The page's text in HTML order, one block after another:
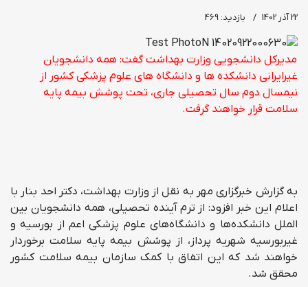
22 آذر 1402 بازدید: 469
مدیرکل دانشجویی وزارت بهداشت گفت: همه دانشجویان
غیرایرانی دانشکده ها و دانشگاه های علوم پزشکی کشور از
نیمسال دوم سال تحصیلی جاری، تحت پوشش بیمه پایه
سلامت قرار خواهند گرفت.
به گزارش خبرگزاری مهر به نقل از وزارت بهداشت، دکتر احد بنار با
اعلام این خبر افزود: از ترم آینده تحصیلی، همه دانشجویان بین
الملل دانشکده‌ها و دانشگاه‌های علوم پزشکی اعم از بورسیه و
غیربورسیه شهریه پرداز، از پوشش بیمه پایه سلامت برخوردار
خواهند شد که این اتفاق با کمک سازمان بیمه سلامت کشور
محقق شد.